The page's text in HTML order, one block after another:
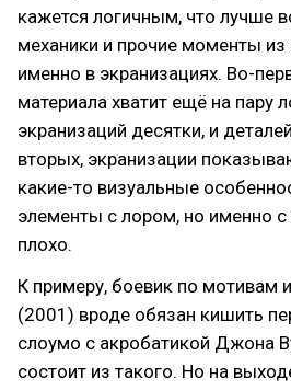
кажется логичным, что лучше
механики и прочие моменты из
именно в экранизациях. Во-
материала хватит ещё на пару
экранизаций десятки, и
вторых, экранизации
какие-то визуальные
элементы с лором, но именно
плохо.
К примеру, боевик по мотивам
(2001) вроде обязан кишить
слоумо с акробатикой Джона
состоит из такого. Но на